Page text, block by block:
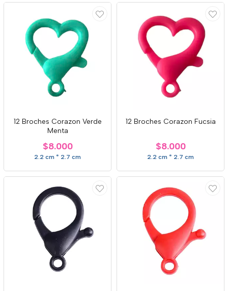
12 Broches Corazon Verde
Menta
$8.000
2.2 cm * 2.7 cm
12 Broches Corazon Fucsia
$8.000
2.2 cm * 2.7 cm